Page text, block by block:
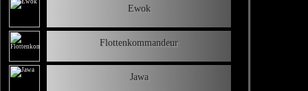
Ewok
Flottenkommandeur
Jawa